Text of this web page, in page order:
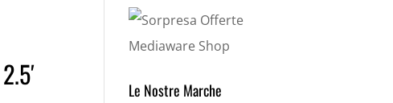
Le Nostre Marche